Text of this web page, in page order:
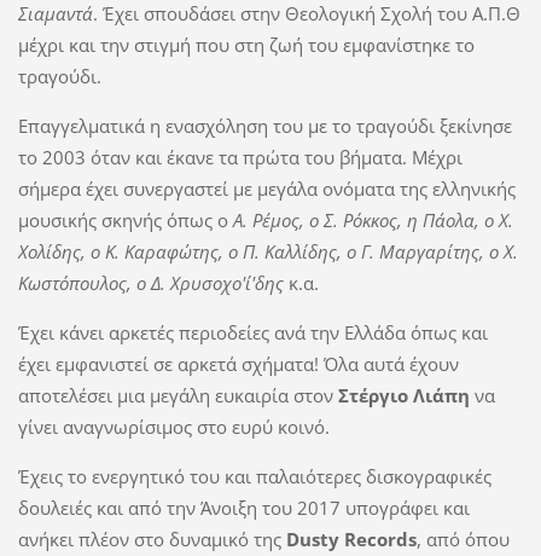
Σιαμαντά. Έχει σπουδάσει στην Θεολογική Σχολή του Α.Π.Θ
μέχρι και την στιγμή που στη ζωή του εμφανίστηκε το
τραγούδι.
Επαγγελματικά η ενασχόληση του με το τραγούδι ξεκίνησε
το 2003 όταν και έκανε τα πρώτα του βήματα. Μέχρι
σήμερα έχει συνεργαστεί με μεγάλα ονόματα της ελληνικής
μουσικής σκηνής όπως οΑ. Ρέμος, ο Σ. Ρόκκος, η Πάολα, ο Χ.
Χολίδης, ο Κ. Καραφώτης, ο Π. Καλλίδης, ο Γ. Μαργαρίτης, ο Χ.
Κωστόπουλος, ο Δ. Χρυσοχο'ί'δηςκ.α.
Έχει κάνει αρκετές περιοδείες ανά την Ελλάδα όπως και
έχει εμφανιστεί σε αρκετά σχήματα! Όλα αυτά έχουν
αποτελέσει μια μεγάλη ευκαιρία στον Στέργιο Λιάπη να
γίνει αναγνωρίσιμος στο ευρύ κοινό.
Έχεις το ενεργητικό του και παλαιότερες δισκογραφικές
δουλειές και από την Άνοιξη του 2017 υπογράφει και
ανήκει πλέον στο δυναμικό της Dusty Records, από όπου